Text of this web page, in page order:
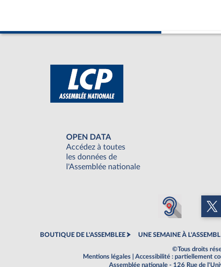
OPEN DATA
Accédez à toutes
les données de
l'Assemblée nationale
BOUTIQUE DE L'ASSEMBLEE UNE SEMAINE À
©Tous droits
Mentions légales
Accessibilité : partiellement
Assemblée nationale - 126 Rue de